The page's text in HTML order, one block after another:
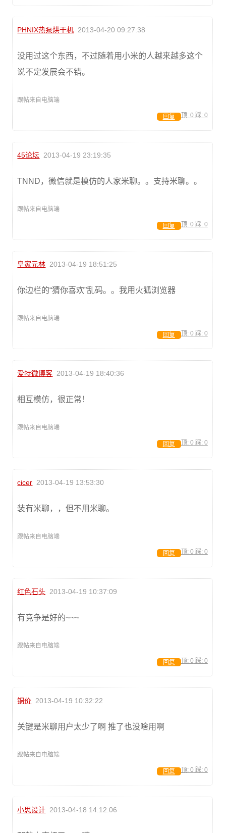
PHNIX热泵烘干机 2013-04-20 09:27:38
没用过这个东西，不过随着用小米的人越来越多这个
说不定发展会不错。
跟帖来自电脑端
顶: 0 踩: 0
回复
45论坛 2013-04-19 23:19:35
TNND，微信就是模仿的人家米聊。。支持米聊。。
跟帖来自电脑端
顶: 0 踩: 0
回复
皇家元林 2013-04-19 18:51:25
你边栏的“猜你喜欢”乱码。。我用火狐浏览器
跟帖来自电脑端
顶: 0 踩: 0
回复
爱特微博客 2013-04-19 18:40:36
相互模仿，很正常！
跟帖来自电脑端
顶: 0 踩: 0
回复
cicer 2013-04-19 13:53:30
装有米聊，，但不用米聊。
跟帖来自电脑端
顶: 0 踩: 0
回复
红色石头 2013-04-19 10:37:09
有竞争是好的~~~
跟帖来自电脑端
顶: 0 踩: 0
回复
铜价 2013-04-19 10:32:22
关键是米聊用户太少了啊 推了也没啥用啊
跟帖来自电脑端
顶: 0 踩: 0
回复
小思设计 2013-04-18 14:12:06